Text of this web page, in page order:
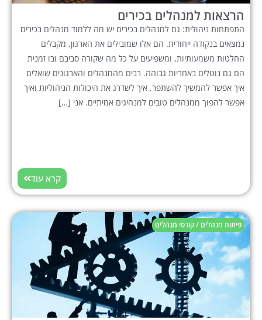
הרצאות למנהלים בכירים
התפתחות ניהולית: גם למנהלים בכירים יש מה ללמוד מנהלים בכירים
נמצאים בנקודה ייחודית. הם אלו שמובילים את הארגון, מקבלים
החלטות משמעותיות, ומשפיעים על כל מה שקורה סביבם ובו זמנית
הם גם נוטלים באחריות גבוהה. רבים מהמנהלים והארגונים שואלים
איך אפשר להמשיך להשתפר, איך לשדרג את היכולות הניהוליות ואיך
אפשר להפוך ממנהלים טובים למנהיגים אמיתיים. אני […]
קרא עוד
פיתוח מנהלים / קורסי מנהלים